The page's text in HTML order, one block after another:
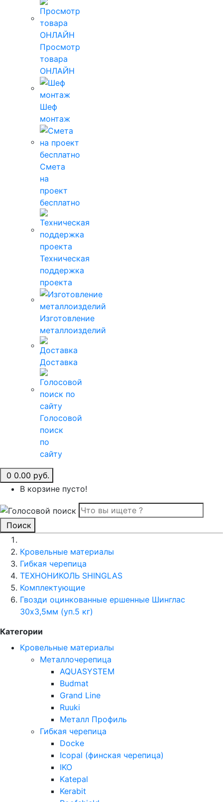
Просмотр
товара
ОНЛАЙН
Шеф
монтаж
Смета
на
проект
бесплатно
Техническая
поддержка
проекта
Изготовление
металлоизделий
Доставка
Голосовой
поиск
по
сайту
0 0.00 руб.
В корзине пусто!
Поиск
Кровельные материалы
Гибкая черепица
ТЕХНОНИКОЛЬ SHINGLAS
Комплектующие
Гвозди оцинкованные ершенные Шинглас
30х3,5мм (уп.5 кг)
Категории
Кровельные материалы
Металлочерепица
AQUASYSTEM
Budmat
Grand Line
Ruuki
Металл Профиль
Гибкая черепица
Docke
Icopal (финская черепица)
IKO
Katepal
Kerabit